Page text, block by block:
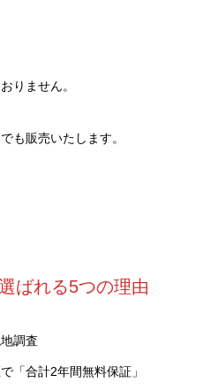
りません。
も販売いたします。
ばれる5つの理由
調査
「合計2年間無料保証」